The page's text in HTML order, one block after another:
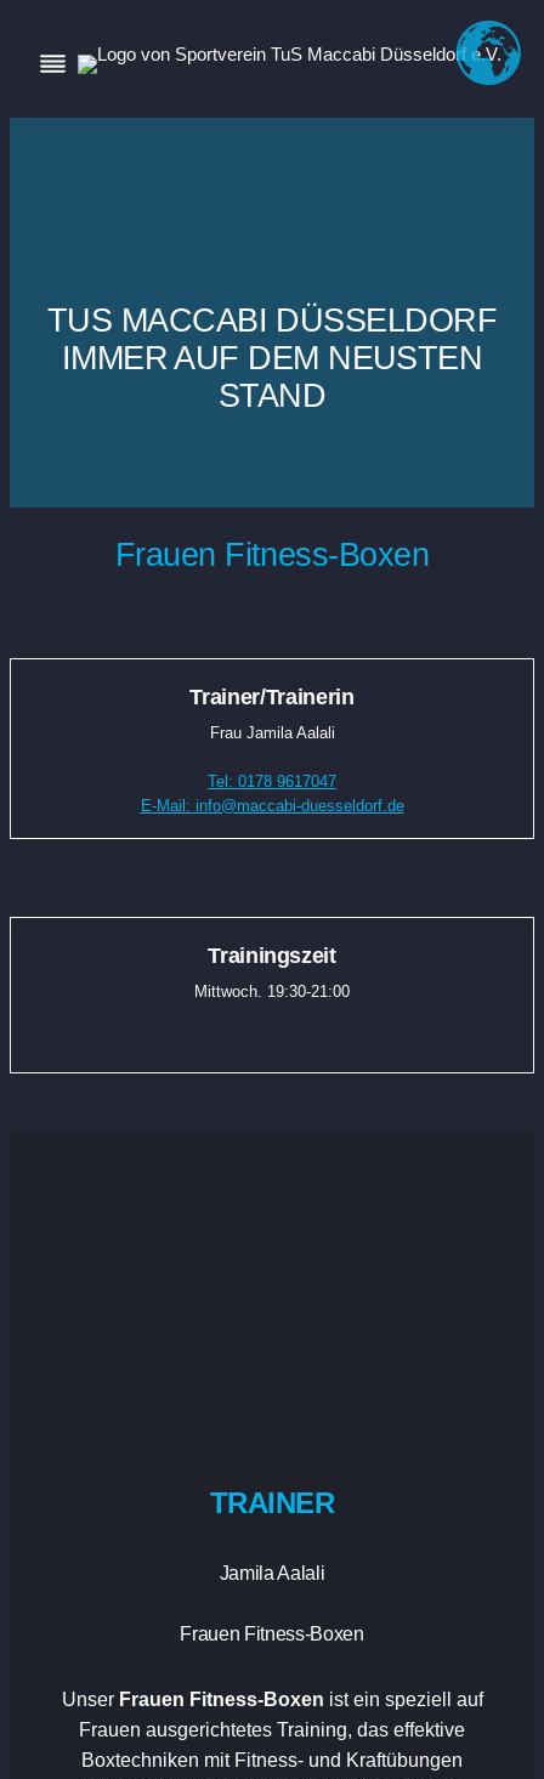
TUS MACCABI DÜSSELDORF
IMMER AUF DEM NEUSTEN
STAND
Frauen Fitness-Boxen
Trainer/Trainerin
Frau Jamila Aalali
Tel: 0178 9617047
E-Mail: info@maccabi-duesseldorf.de
Trainingszeit
Mittwoch. 19:30-21:00
TRAINER
Jamila Aalali
Frauen Fitness-Boxen
Unser Frauen Fitness-Boxen ist ein speziell auf
Frauen ausgerichtetes Training, das effektive
Boxtechniken mit Fitness- und Kraftübungen